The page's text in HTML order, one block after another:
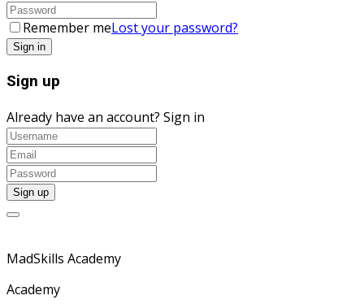
Remember meLost your password?
Sign up
Already have an account? Sign in
MadSkills Academy
Academy